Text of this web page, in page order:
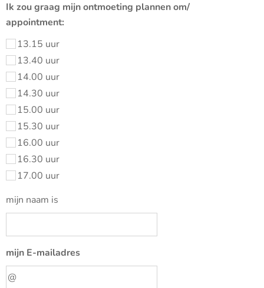
Ik zou graag mijn ontmoeting plannen om/
appointment:
13.15 uur
13.40 uur
14.00 uur
14.30 uur
15.00 uur
15.30 uur
16.00 uur
16.30 uur
17.00 uur
mijn naam is
mijn E-mailadres